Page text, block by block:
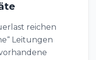
reichen
Leitungen